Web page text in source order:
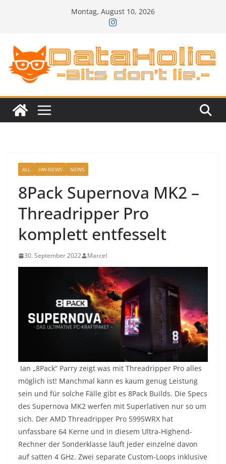
Montag, August 10, 2026
ALL HW-NEWS NEWS
8Pack Supernova MK2 –
Threadripper Pro
komplett entfesselt
30. September 2022 Marcel
Ian „8Pack“ Parry zeigt was mit Threadripper Pro alles
möglich ist! Manchmal kann es kaum genug Leistung
sein und für solche Fälle gibt es 8Pack Builds. Die Specs
des Supernova MK2 werfen mit Superlativen nur so um
sich. Der AMD Threadripper Pro 5995WRX hat
unfassbare 64 Kerne und in diesem Ultra-Highend-
Rechner der Sonderklasse läuft jeder einzelne davon
auf satten 4 GHz. Zwei separate Custom-Loops inklusive